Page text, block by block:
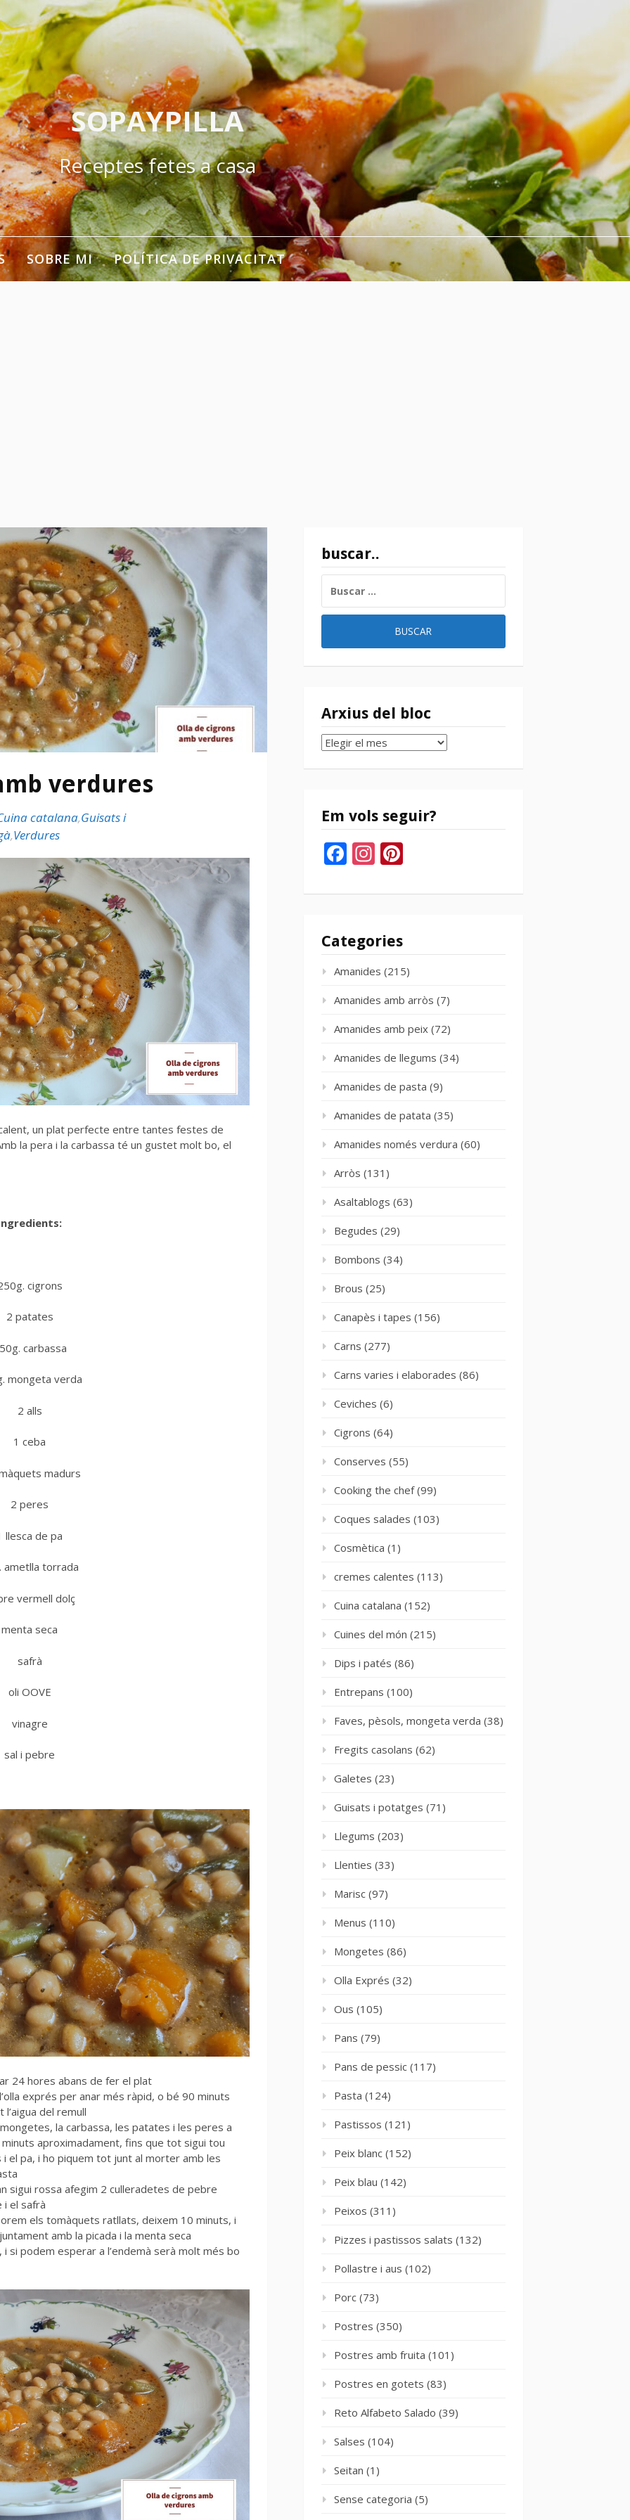
SOPAYPILLA
Receptes fetes a casa
SOBRE MI POLÍTICA DE PRIVACITAT
verdures
catalana,Guisats i
,Verdures
un plat perfecte entre tantes festes de
la pera i la carbassa té un gustet molt bo, el
cigrons
2 patates
carbassa
mongeta verda
2 alls
1 ceba
madurs
2 peres
llesca de pa
ametlla torrada
vermell dolç
menta seca
safrà
oli OOVE
vinagre
sal i pebre
24 hores abans de fer el plat
exprés per anar més ràpid, o bé 90 minuts
l’aigua del remull
la carbassa, les patates i les peres a
aproximadament, fins que tot sigui tou
i el pa, i ho piquem tot junt al morter amb les
sigui rossa afegim 2 culleradetes de pebre
i el safrà
els tomàquets ratllats, deixem 10 minuts, i
amb la picada i la menta seca
si podem esperar a l’endemà serà molt més bo
buscar..
Arxius del bloc
Arxius
bloc
Em vols seguir?
Facebook
Instagram
Categories
Amanides (215)
Amanides amb arròs (7)
Amanides amb peix (72)
Amanides de llegums (34)
Amanides de pasta (9)
Amanides de patata (35)
Amanides només verdura (60)
Arròs (131)
Asaltablogs (63)
Begudes (29)
Bombons (34)
Brous (25)
Canapès i tapes (156)
Carns (277)
Carns varies i elaborades (86)
Ceviches (6)
Cigrons (64)
Conserves (55)
Cooking the chef(99)
Coques salades (103)
Cosmètica (1)
cremes calentes (113)
Cuina catalana (152)
Cuines del món (215)
Dips i patés (86)
Entrepans (100)
Faves, pèsols, mongeta verda (38)
Fregits casolans (62)
Galetes (23)
Guisats i potatges (71)
Llegums (203)
Llenties (33)
Marisc (97)
Menus (110)
Mongetes (86)
Olla Exprés (32)
Ous (105)
Pans (79)
Pans de pessic (117)
Pasta (124)
Pastissos (121)
Peix blanc (152)
Peix blau (142)
Peixos (311)
Pizzes i pastissos salats (132)
Pollastre i aus (102)
Porc (73)
Postres (350)
Postres amb fruita (101)
Postres en gotets (83)
Reto Alfabeto Salado (39)
Salses (104)
Seitan (1)
Sense categoria (5)